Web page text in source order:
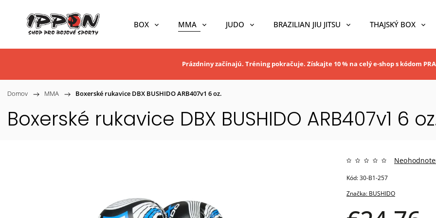
BOX MMA JUDO BRAZILIAN JIU JITSU THAJSKÝ BOX
Prázdniny začínajú. Tréning pokračuje. Získajte 10 % na celý e-shop s kódom
Domov / MMA / Boxerské rukavice DBX BUSHIDO ARB407v1 6 oz.
Boxerské rukavice DBX BUSHIDO ARB407v1 6
Značka: BUSHIDO
Kód:30-B1-257